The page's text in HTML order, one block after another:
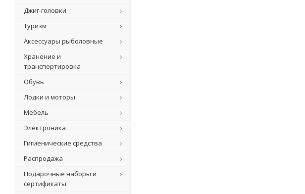
Джиг-головки
Туризм
Аксессуары рыболовные
Хранение и
транспортировка
Обувь
Лодки и моторы
Мебель
Электроника
Гигиенические средства
Распродажа
Подарочные наборы и
сертификаты